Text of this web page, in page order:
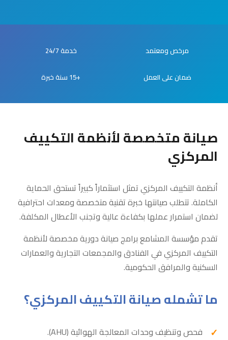
مرخص ومعتمد خدمة 24/7
ضمان على العمل +15 سنة خبرة
صيانة متخصصة لأنظمة التكييف
المركزي
أنظمة التكييف المركزي تمثل استثماراً كبيراً تستحق الحماية
الكاملة. تتطلب صيانتها خبرة تقنية متخصصة ومعدات احترافية
لضمان استمرار عملها بكفاءة عالية وتجنب الأعطال المكلفة.
تقدم مؤسسة المشامع برامج صيانة دورية مخصصة لأنظمة
التكييف المركزي في الفنادق والمجمعات التجارية والعمارات
السكنية والمرافق الحكومية.
ما تشمله صيانة التكييف المركزي؟
فحص وتنظيف وحدات المعالجة الهوائية (AHU).